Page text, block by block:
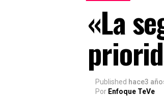
«La
Published hace3
Por Enfoque TeVe